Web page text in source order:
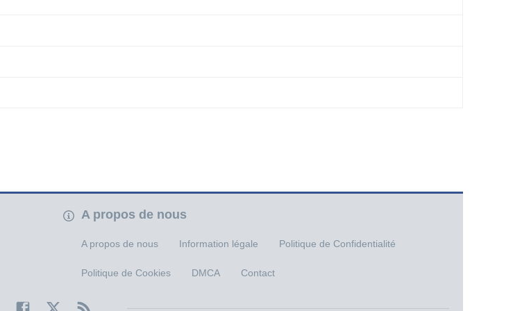
A propos de nous
A propos de nous Information légale Politique de Confidentialité
Politique de Cookies DMCA Contact